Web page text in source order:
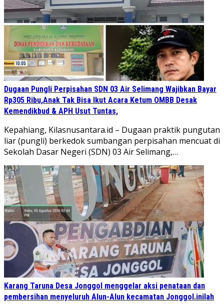
Dugaan Pungli Perpisahan SDN 03 Air Selimang Wajibkan Bayar
Rp305 Ribu,Anak Tak Bisa Ikut Acara Ketum OMBB Desak
Kemendikbud & APH Usut Tuntas,
Kepahiang, Kilasnusantara.id – Dugaan praktik pungutan
liar (pungli) berkedok sumbangan perpisahan mencuat di
Sekolah Dasar Negeri (SDN) 03 Air Selimang,…
Karang Taruna Desa Jonggol menggelar aksi penataan dan
pembersihan menyeluruh Alun-Alun kecamatan Jonggol.inilah